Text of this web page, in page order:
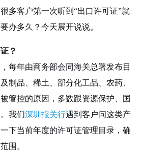
多客户第一次听到“出口许可证”就
办多久？今天展开说说。
？
每年由商务部会同海关总署发布目
制品、稀土、部分化工品、农药、
管控的原因，多数跟资源保护、国
我们深圳报关行遇到客户问这类产
下当前年度的许可证管理目录，确
围。